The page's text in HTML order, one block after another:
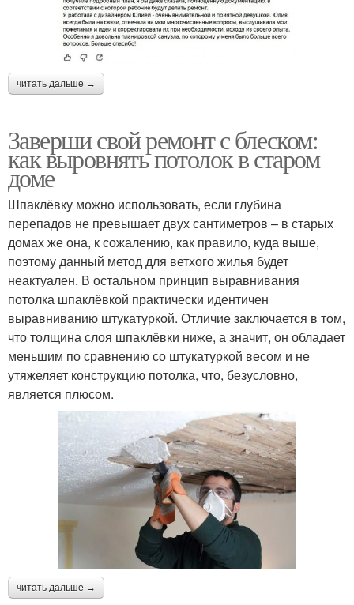
читать дальше →
Заверши свой ремонт с блеском:
как выровнять потолок в старом
доме
Шпаклёвку можно использовать, если глубина
перепадов не превышает двух сантиметров – в старых
домах же она, к сожалению, как правило, куда выше,
поэтому данный метод для ветхого жилья будет
неактуален. В остальном принцип выравнивания
потолка шпаклёвкой практически идентичен
выравниванию штукатуркой. Отличие заключается в том,
что толщина слоя шпаклёвки ниже, а значит, он обладает
меньшим по сравнению со штукатуркой весом и не
утяжеляет конструкцию потолка, что, безусловно,
является плюсом.
читать дальше →